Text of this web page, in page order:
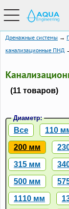
Дренажные системы →
канализационные ПНД
(11 товаров)
Диаметр:
Все 110
200 мм
315 мм
500 мм
1110 мм